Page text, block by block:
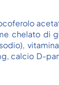
chelato di
calcio D-